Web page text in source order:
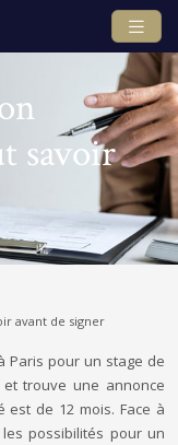
savoir
avant de signer
Paris pour un stage de
trouve une annonce
de 12 mois. Face à
possibilités pour un